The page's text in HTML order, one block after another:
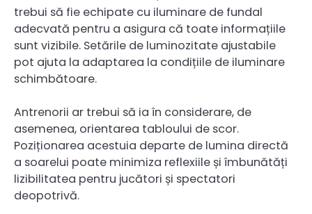
trebui să fie echipate cu iluminare de fundal
adecvată pentru a asigura că toate informațiile
sunt vizibile. Setările de luminozitate ajustabile
pot ajuta la adaptarea la condițiile de iluminare
schimbătoare.
Antrenorii ar trebui să ia în considerare, de
asemenea, orientarea tabloului de scor.
Poziționarea acestuia departe de lumina directă
a soarelui poate minimiza reflexiile și îmbunătăți
lizibilitatea pentru jucători și spectatori
deopotrivă.